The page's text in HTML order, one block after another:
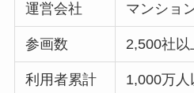
運営会社 マンショ
参画数 2,500社以
利用者累計 1,000万人